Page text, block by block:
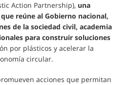
Action Partnership), una
reúne al Gobierno nacional,
de la sociedad civil, academia
para construir soluciones
por plásticos y acelerar la
circular.
acciones que permitan